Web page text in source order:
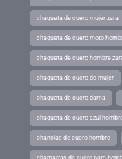
chaqueta de cuero mujer zara
chaqueta de cuero moto
chaqueta de cuero hombre
chaqueta de cuero de mujer
chaqueta de cuero dama
chaqueta de cuero azul
chanclas de cuero hombre
chamarras de cuero para